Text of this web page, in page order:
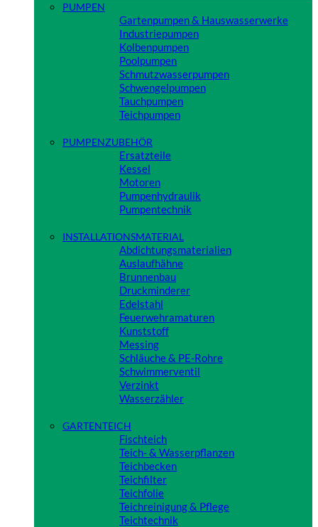
PUMPEN
Gartenpumpen & Hauswasserwerke
Industriepumpen
Kolbenpumpen
Poolpumpen
Schmutzwasserpumpen
Schwengelpumpen
Tauchpumpen
Teichpumpen
PUMPENZUBEHÖR
Ersatzteile
Kessel
Motoren
Pumpenhydraulik
Pumpentechnik
INSTALLATIONSMATERIAL
Abdichtungsmaterialien
Auslaufhähne
Brunnenbau
Druckminderer
Edelstahl
Feuerwehramaturen
Kunststoff
Messing
Schläuche & PE-Rohre
Schwimmerventil
Verzinkt
Wasserzähler
GARTENTEICH
Fischteich
Teich- & Wasserpflanzen
Teichbecken
Teichfilter
Teichfolie
Teichreinigung & Pflege
Teichtechnik